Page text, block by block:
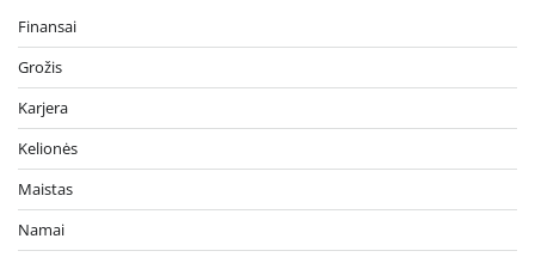
Finansai
Grožis
Karjera
Kelionės
Maistas
Namai